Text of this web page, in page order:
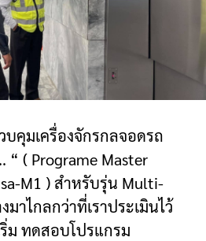
ครื่องจักรกลจอดรถ
“ ( Programe Master
M1 ) สำหรับรุ่น Multi-
มาไกลกว่าที่เราประเมินไว้
ริ่ม ทดสอบโปรแกรม